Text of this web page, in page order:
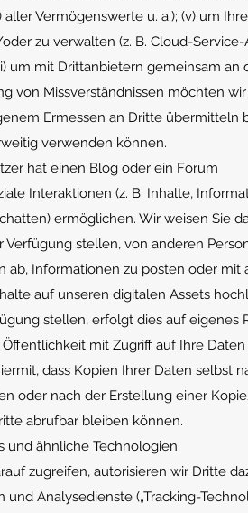
Vermögenswerte u. a.); (v) um
zu verwalten (z. B. Cloud-
um mit Drittanbietern gemeinsam an
von Missverständnissen möchten
Ermessen an Dritte übermitteln
verwenden können.
hat einen Blog oder ein Forum
Interaktionen (z. B. Inhalte,
ermöglichen. Wir weisen Sie
stellen, von anderen
Informationen zu posten oder mit
auf unseren digitalen Assets
stellen, erfolgt dies auf eigenes
mit Zugriff auf Ihre
dass Kopien Ihrer Daten selbst
oder nach der Erstellung einer
abrufbar bleiben können.
und ähnliche Technologien
zugreifen, autorisieren wir Dritte
Analysedienste („Tracking-